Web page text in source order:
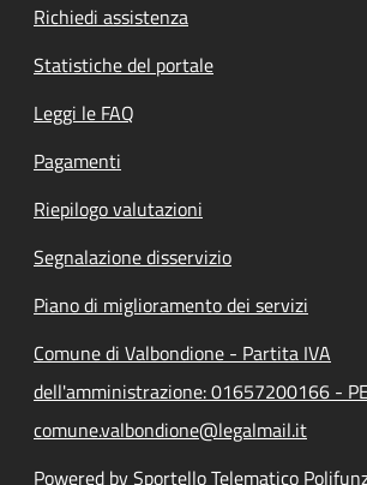
Richiedi assistenza
Statistiche del portale
Leggi le FAQ
Pagamenti
Riepilogo valutazioni
Segnalazione disservizio
Piano di miglioramento dei servizi
Comune di Valbondione - Partita IVA
dell'amministrazione: 01657200166 -
comune.valbondione@legalmail.it
Powered by Sportello Telematico